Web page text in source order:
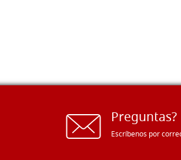
Preguntas?
Escríbenos por